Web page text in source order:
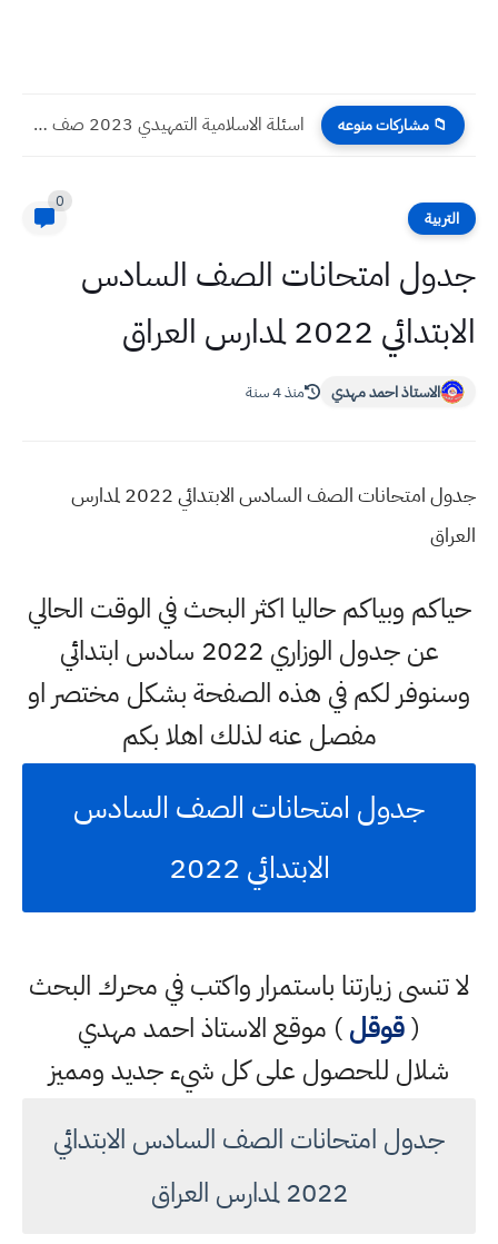
📁 مشاركات منوعه اسئلة الاسلامية التمهيدي 2023 صف سادس علمي وادبي
التربية
0
جدول امتحانات الصف السادس
الابتدائي 2022 لمدارس العراق
الاستاذ احمد مهدي منذ 4 سنة
جدول امتحانات الصف السادس الابتدائي 2022 لمدارس
العراق
حياكم وبياكم حاليا اكثر البحث في الوقت الحالي
عن جدول الوزاري 2022 سادس ابتدائي
وسنوفر لكم في هذه الصفحة بشكل مختصر او
مفصل عنه لذلك اهلا بكم
جدول امتحانات الصف السادس
الابتدائي 2022
لا تنسى زيارتنا باستمرار واكتب في محرك البحث
(قوقل) موقع الاستاذ احمد مهدي
شلال للحصول على كل شيء جديد ومميز
جدول امتحانات الصف السادس الابتدائي
2022 لمدارس العراق